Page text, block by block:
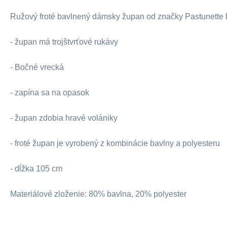
Ružový froté bavlnený dámsky župan od značky Pastunette
- župan má trojštvrťové rukávy
- Bočné vrecká
- zapína sa na opasok
- župan zdobia hravé volániky
- froté župan je vyrobený z kombinácie bavlny a polyesteru
- dĺžka 105 cm
Materiálové zloženie: 80% bavlna, 20% polyester